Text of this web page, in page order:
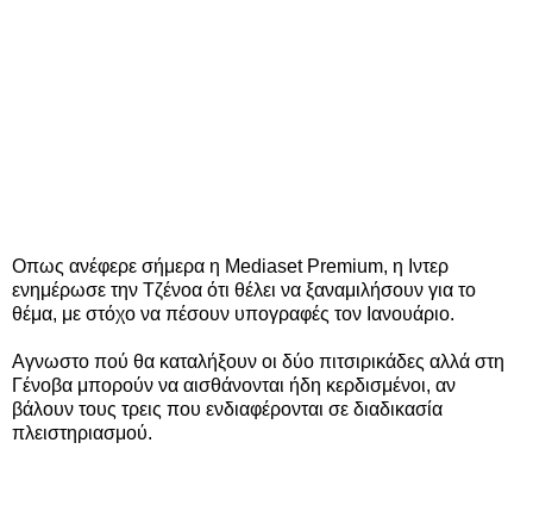
Οπως ανέφερε σήμερα η Mediaset Premium, η Ιντερ
ενημέρωσε την Τζένοα ότι θέλει να ξαναμιλήσουν για το
θέμα, με στόχο να πέσουν υπογραφές τον Ιανουάριο.
Αγνωστο πού θα καταλήξουν οι δύο πιτσιρικάδες αλλά στη
Γένοβα μπορούν να αισθάνονται ήδη κερδισμένοι, αν
βάλουν τους τρεις που ενδιαφέρονται σε διαδικασία
πλειστηριασμού.